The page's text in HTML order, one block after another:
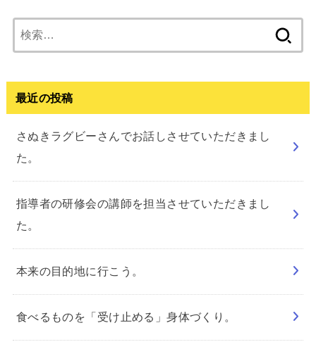
索:
最近の投稿
さぬきラグビーさんでお話しさせていただきまし
た。
指導者の研修会の講師を担当させていただきまし
た。
本来の目的地に行こう。
食べるものを「受け止める」身体づくり。